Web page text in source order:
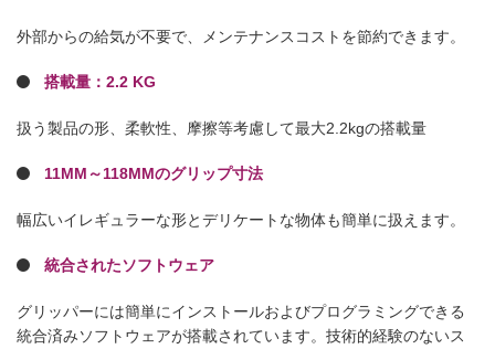
外部からの給気が不要で、メンテナンスコストを節約できます。
搭載量：2.2 KG
扱う製品の形、柔軟性、摩擦等考慮して最大2.2kgの搭載量
11MM～118MMのグリップ寸法
幅広いイレギュラーな形とデリケートな物体も簡単に扱えます。
統合されたソフトウェア
グリッパーには簡単にインストールおよびプログラミングできる
統合済みソフトウェアが搭載されています。技術的経験のないス